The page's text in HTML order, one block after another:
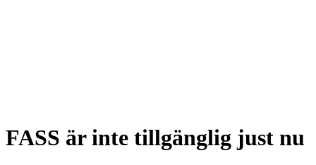
FASS är inte tillgänglig just nu